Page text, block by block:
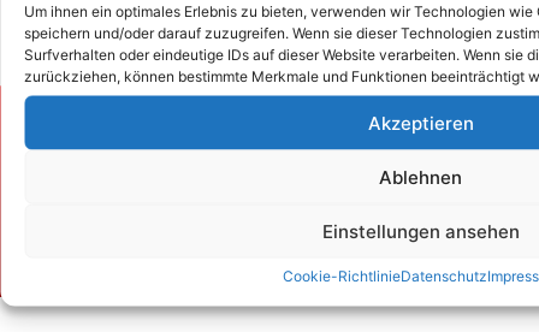
Um ihnen ein optimales Erlebnis zu bieten, verwenden wir Technologien
speichern und/oder darauf zuzugreifen. Wenn sie dieser Technologien
Surfverhalten oder eindeutige IDs auf dieser Website verarbeiten. Wenn sie
zurückziehen, können bestimmte Merkmale und Funktionen beeinträchtigt
Akzeptieren
Ablehnen
Einstellungen ansehen
Cookie-RichtlinieDatenschutz
Zum Kontaktformular